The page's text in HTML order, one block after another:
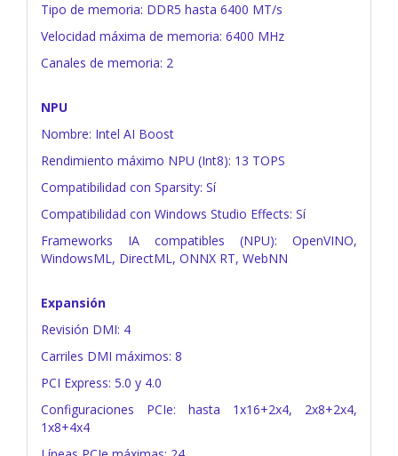
Tipo de memoria: DDR5 hasta 6400 MT/s
Velocidad máxima de memoria: 6400 MHz
Canales de memoria: 2
NPU
Nombre: Intel AI Boost
Rendimiento máximo NPU (Int8): 13 TOPS
Compatibilidad con Sparsity: Sí
Compatibilidad con Windows Studio Effects: Sí
Frameworks IA compatibles (NPU): OpenVINO,
WindowsML, DirectML, ONNX RT, WebNN
Expansión
Revisión DMI: 4
Carriles DMI máximos: 8
PCI Express: 5.0 y 4.0
Configuraciones PCIe: hasta 1x16+2x4, 2x8+2x4,
1x8+4x4